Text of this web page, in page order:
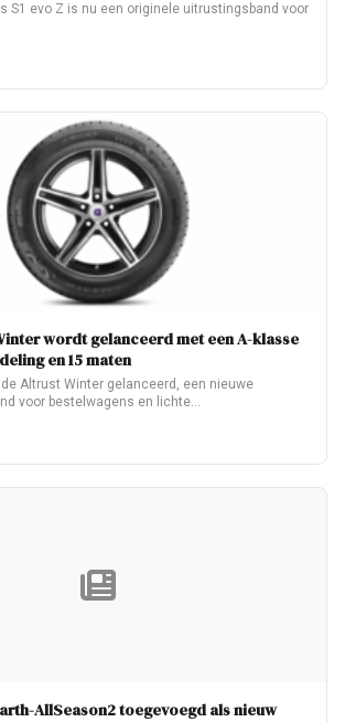
S1 evo Z is nu een originele uitrustingsband voor
wordt gelanceerd met een A-klasse
en 15 maten
Altrust Winter gelanceerd, een nieuwe
voor bestelwagens en lichte…
AllSeason2 toegevoegd als nieuw